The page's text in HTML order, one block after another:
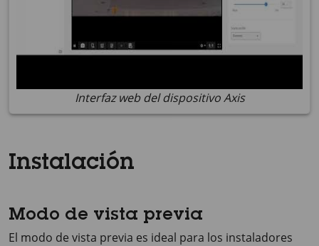
Interfaz web del dispositivo Axis
Instalación
Modo de vista previa
El modo de vista previa es ideal para los instaladores